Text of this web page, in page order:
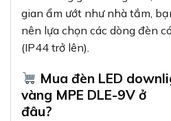
gian ẩm ướt như nhà tắm,
nên lựa chọn các dòng đèn
(IP44 trở lên).
Mua đèn LED
vàng MPE DLE-9V ở
đâu?